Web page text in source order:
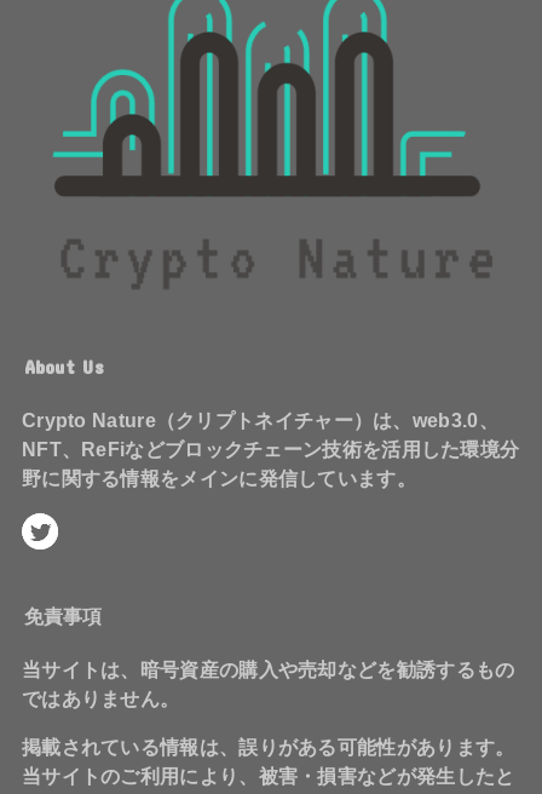
About Us
Crypto Nature（クリプトネイチャー）は、web3.0、
NFT、ReFiなどブロックチェーン技術を活用した環境分
野に関する情報をメインに発信しています。
免責事項
当サイトは、暗号資産の購入や売却などを勧誘するもの
ではありません。
掲載されている情報は、誤りがある可能性があります。
当サイトのご利用により、被害・損害などが発生したと